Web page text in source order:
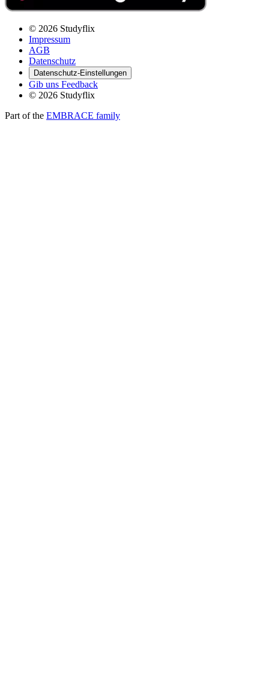
© 2026 Studyflix
Impressum
AGB
Datenschutz
Datenschutz-Einstellungen
Gib uns Feedback
© 2026 Studyflix
Part of the EMBRACE family